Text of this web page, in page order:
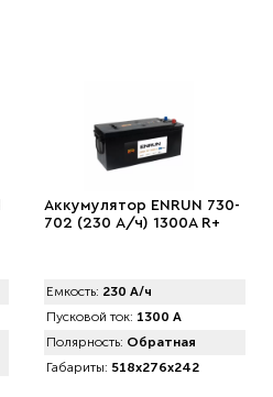
Аккумулятор ENRUN 730-
702 (230 А/ч) 1300A R+
Емкость: 230 А/ч
Пусковой ток: 1300 А
Полярность: Обратная
Габариты: 518x276x242